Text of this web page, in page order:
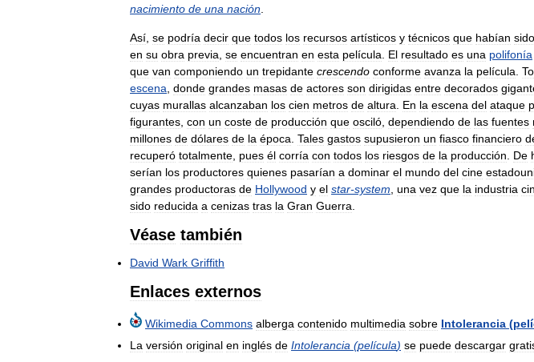
nacimiento de una nación
Así se podría decir que todos los recursos artísticos y técnicos que habían sido
en su obra previa se encuentran en esta película El resultado es una polifonía
que van componiendo un trepidante crescendo conforme avanza la película
escena donde grandes masas de actores son dirigidas entre decorados
cuyas murallas alcanzaban los cien metros de altura En la escena del ataque
figurantes con un coste de producción que osciló dependiendo de las fuentes
millones de dólares de la época Tales gastos supusieron un fiasco financiero
recuperó totalmente pues él corría con todos los riesgos de la producción De
serían los productores quienes pasarían a dominar el mundo del cine
grandes productoras de Hollywood y el star-system una vez que la industria
sido reducida a cenizas tras la Gran Guerra
Véase también
David Wark Griffith
Enlaces externos
Wikimedia Commons alberga contenido multimedia sobre Intolerancia (
La versión original en inglés de Intolerancia (película) se puede descargar